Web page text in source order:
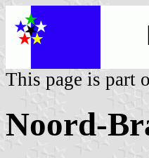
This page is part
Noord-